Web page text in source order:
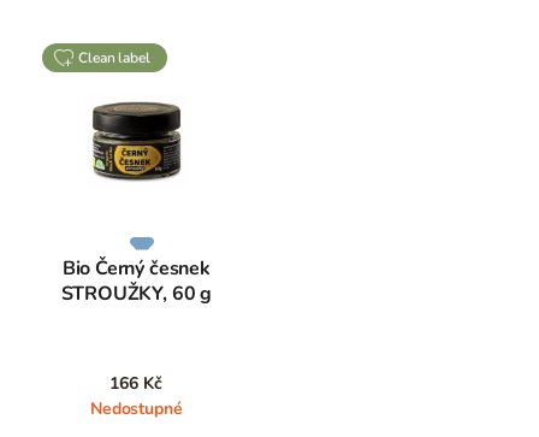
clean label
Bio Černý česnek
STROUŽKY, 60 g
166 Kč
Nedostupné